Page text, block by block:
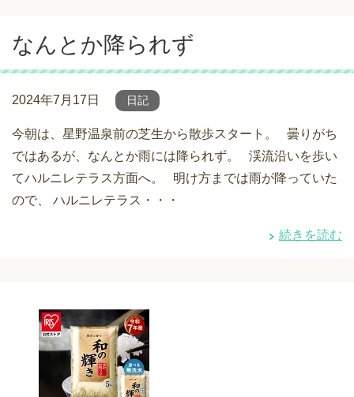
なんとか降られず
2024年7月17日 日記
今朝は、星野温泉前の芝生から散歩スタート。 曇りがち
ではあるが、なんとか雨には降られず。 渓流沿いを歩い
てハルニレテラス方面へ。 明け方までは雨が降っていた
ので、 ハルニレテラス・・・
続きを読む